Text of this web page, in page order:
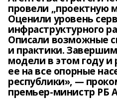
провели „проектную
Оценили уровень
инфраструктурного
Описали возможные
и практики.
модели в этом году и
ее на все опорные
республики», —
премьер-министр РБ